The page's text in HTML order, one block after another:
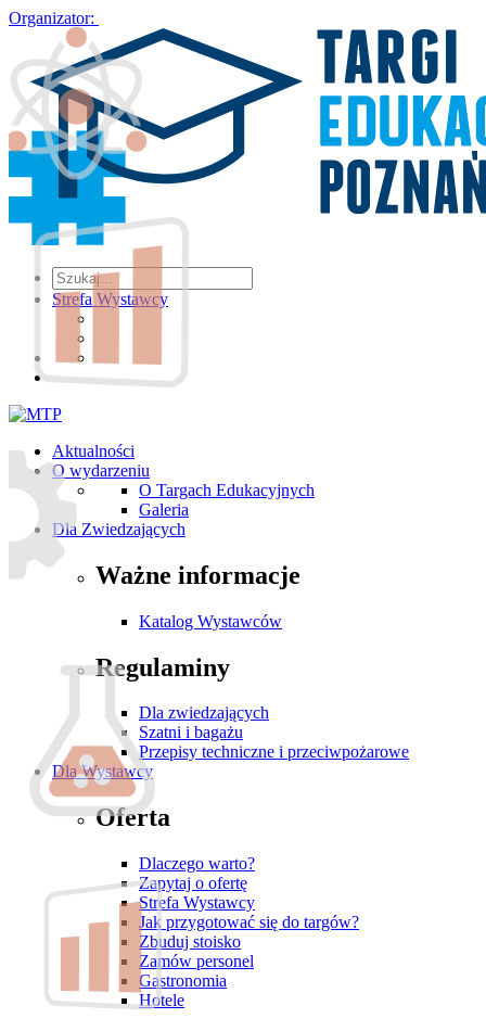
Organizator:
Strefa Wystawcy
Aktualności
O wydarzeniu
O Targach Edukacyjnych
Galeria
Dla Zwiedzających
Ważne informacje
Katalog Wystawców
Regulaminy
Dla zwiedzających
Szatni i bagażu
Przepisy techniczne i przeciwpożarowe
Dla Wystawcy
Oferta
Dlaczego warto?
Zapytaj o ofertę
Strefa Wystawcy
Jak przygotować się do targów?
Zbuduj stoisko
Zamów personel
Gastronomia
Hotele